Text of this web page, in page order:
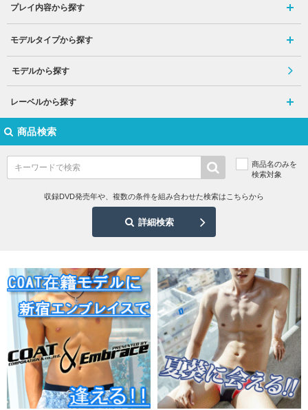
プレイ内容から探す
モデルタイプから探す
モデルから探す
レーベルから探す
商品検索
商品名のみを
検索対象
収録DVD発売年や、複数の条件を組み合わせた検索はこちらから
詳細検索